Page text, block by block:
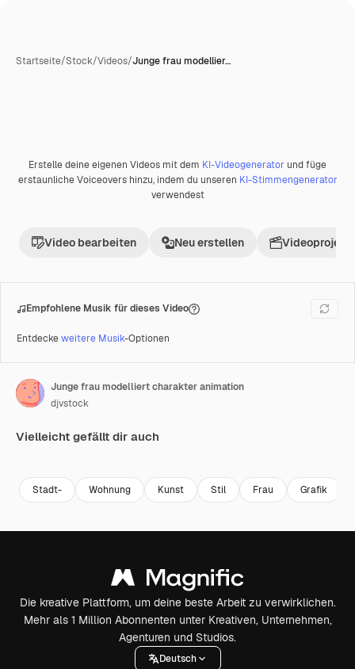
Startseite/Stock/Videos/Junge frau modellier…
Premium
Erstelle deine eigenen Videos mit dem KI-Videogenerator und füge
erstaunliche Voiceovers hinzu, indem du unseren KI-Stimmengenerator
verwendest
Video bearbeiten Neu erstellen Videoprojekt
Empfohlene Musik für dieses Video
Entdeckeweitere Musik-Optionen
Junge frau modelliert charakter animation
djvstock
Vielleicht gefällt dir auch
Stadt- Wohnung Kunst Stil Frau Grafik
Die kreative Plattform, um deine beste Arbeit zu verwirklichen.
Mehr als 1 Million Abonnenten unter Kreativen, Unternehmen,
Agenturen und Studios.
Deutsch